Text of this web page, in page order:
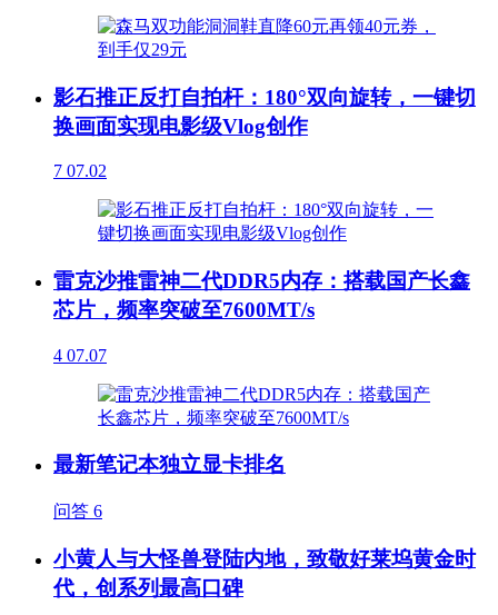
影石推正反打自拍杆：180°双向旋转，一键切
换画面实现电影级Vlog创作
7 07.02
雷克沙推雷神二代DDR5内存：搭载国产长鑫
芯片，频率突破至7600MT/s
4 07.07
最新笔记本独立显卡排名
问答 6
小黄人与大怪兽登陆内地，致敬好莱坞黄金时
代，创系列最高口碑